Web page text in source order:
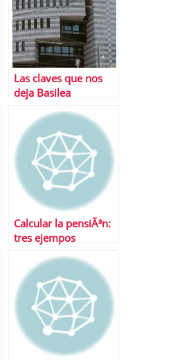
Las claves que nos
deja Basilea
Calcular la pensiÃ³n:
tres ejempos